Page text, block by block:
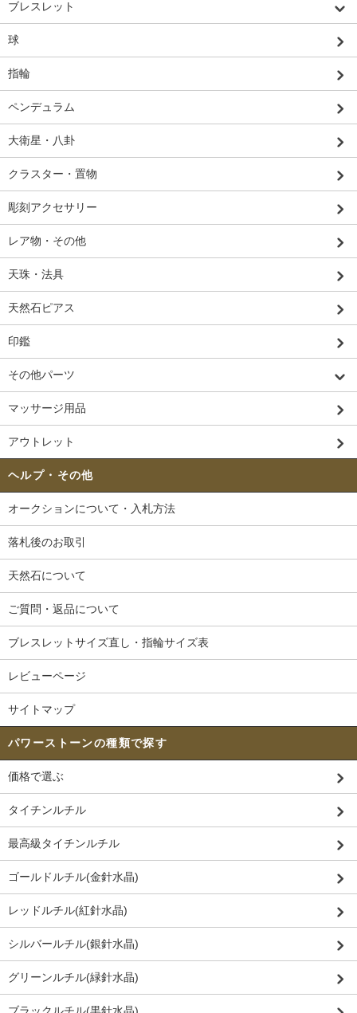
ブレスレット
球
指輪
ペンデュラム
大衛星・八卦
クラスター・置物
彫刻アクセサリー
レア物・その他
天珠・法具
天然石ピアス
印鑑
その他パーツ
マッサージ用品
アウトレット
ヘルプ・その他
オークションについて・入札方法
落札後のお取引
天然石について
ご質問・返品について
ブレスレットサイズ直し・指輪サイズ表
レビューページ
サイトマップ
パワーストーンの種類で探す
価格で選ぶ
タイチンルチル
最高級タイチンルチル
ゴールドルチル(金針水晶)
レッドルチル(紅針水晶)
シルバールチル(銀針水晶)
グリーンルチル(緑針水晶)